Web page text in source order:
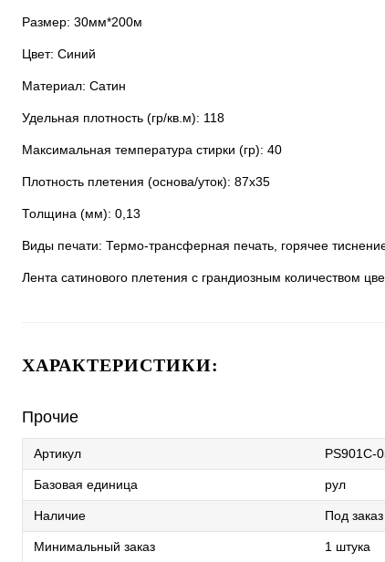
Размер: 30мм*200м
Цвет: Синий
Материал: Сатин
Удельная плотность (гр/кв.м): 118
Максимальная температура стирки (гр): 40
Плотность плетения (основа/уток): 87х35
Толщина (мм): 0,13
Виды печати: Термо-трансферная печать, горячее
Лента сатинового плетения с грандиозным количеством
ХАРАКТЕРИСТИКИ:
Прочие
Артикул PS901C-
Базовая единица рул
Наличие Под заказ
Минимальный заказ 1 штука